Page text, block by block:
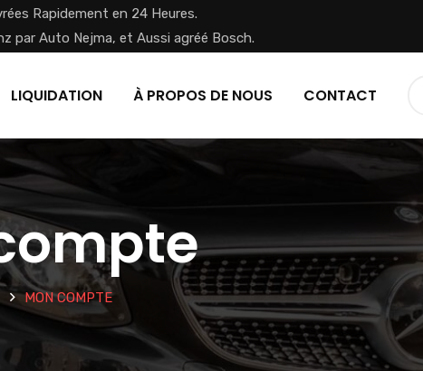
Rapidement en 24 Heures.
par Auto Nejma, et Aussi agréé Bosch.
LIQUIDATION À PROPOS DE NOUS CONTACT
MON COMPTE